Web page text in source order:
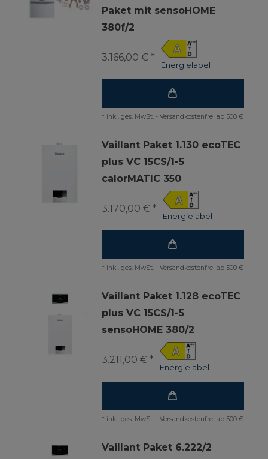
Paket mit sensoHOME
380f/2
Energielabel
3.166,00 € *
* inkl. ges. MwSt. - Versandkostenfrei ab 500 €
Vaillant Paket 1.130 ecoTEC
plus VC 15CS/1-5
calorMATIC 350
Energielabel
3.170,00 € *
* inkl. ges. MwSt. - Versandkostenfrei ab 500 €
Vaillant Paket 1.128 ecoTEC
plus VC 15CS/1-5
sensoHOME 380/2
Energielabel
3.211,00 € *
* inkl. ges. MwSt. - Versandkostenfrei ab 500 €
Vaillant Paket 6.222/2